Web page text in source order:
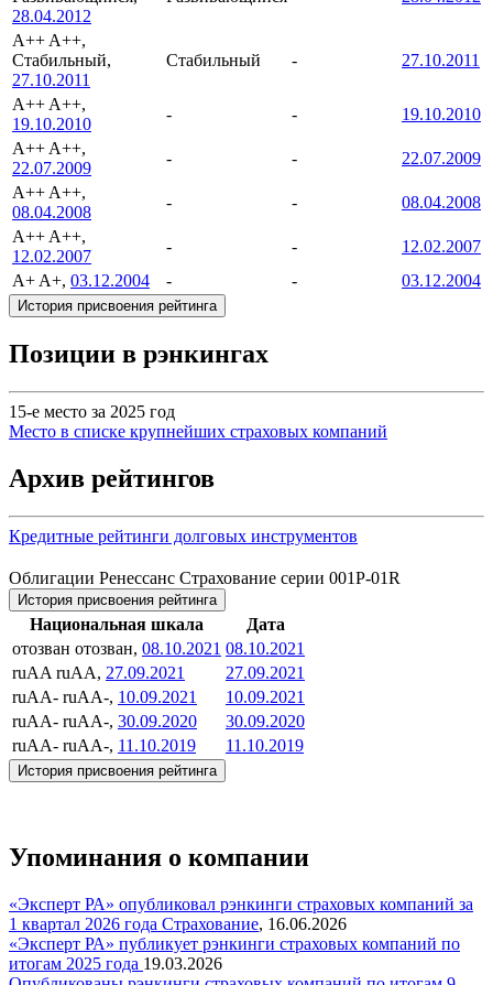
28.04.2012
A++ A++,
Стабильный,
27.10.2011
Стабильный - 27.10.2011
A++ A++,
19.10.2010
- -
19.10.2010
A++ A++,
22.07.2009
- -
22.07.2009
A++ A++,
08.04.2008
- -
08.04.2008
A++ A++,
12.02.2007
- -
12.02.2007
A+ A+, 03.12.2004 - - 03.12.2004
История присвоения рейтинга
Позиции в рэнкингах
15-е место за 2025 год
Место в списке крупнейших страховых компаний
Архив рейтингов
Кредитные рейтинги долговых инструментов
Облигации Ренессанс Страхование серии 001P-01R
История присвоения рейтинга
Национальная шкала
Дата
отозван отозван, 08.10.2021 08.10.2021
ruAA ruAA, 27.09.2021
27.09.2021
ruAA- ruAA-, 10.09.2021
10.09.2021
ruAA- ruAA-, 30.09.2020
30.09.2020
ruAA- ruAA-, 11.10.2019 11.10.2019
История присвоения рейтинга
Упоминания о компании
«Эксперт РА» опубликовал рэнкинги страховых компаний за
1 квартал 2026 года Страхование, 16.06.2026
«Эксперт РА» публикует рэнкинги страховых компаний по
итогам 2025 года 19.03.2026